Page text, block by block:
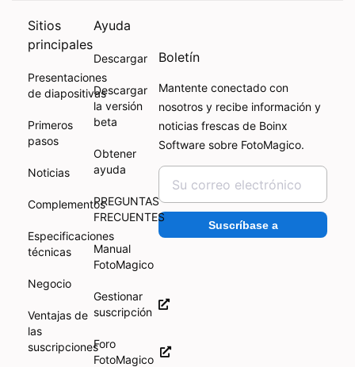
Sitios
principales
Presentaciones
de diapositivas
Primeros
pasos
Noticias
Complementos
Especificaciones
técnicas
Negocio
Ventajas de
las
suscripciones
Ayuda
Descargar
Descargar
la versión
beta
Obtener
ayuda
PREGUNTAS
FRECUENTES
Manual
FotoMagico
Gestionar
suscripción
Foro
FotoMagico
Boletín
Mantente conectado con
nosotros y recibe información y
noticias frescas de Boinx
Software sobre FotoMagico.
Suscríbase a